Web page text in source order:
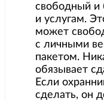
свободный и
и услугам.
может
с личными
пакетом.
обязывает
Если
сделать, он